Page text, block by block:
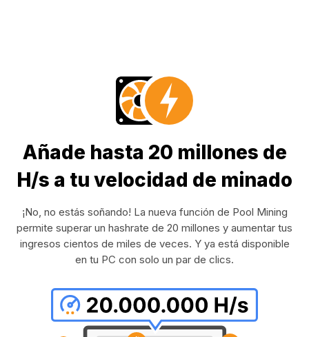
Añade hasta 20 millones de
H/s a tu velocidad de minado
¡No, no estás soñando! La nueva función de Pool Mining
permite superar un hashrate de 20 millones y aumentar tus
ingresos cientos de miles de veces. Y ya está disponible
en tu PC con solo un par de clics.